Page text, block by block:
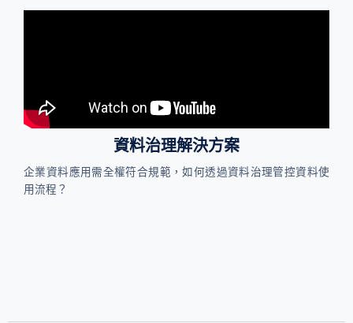
資料治理解決方案
企業資料應用需全權符合規範，如何透過資料治理管控資料使
用流程？